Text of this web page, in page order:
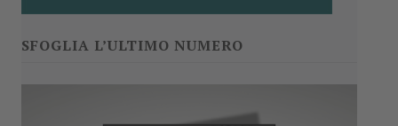
SFOGLIA L’ULTIMO NUMERO